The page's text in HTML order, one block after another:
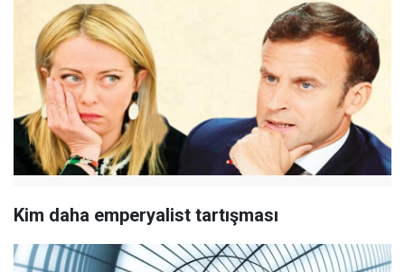
Kim daha emperyalist tartışması